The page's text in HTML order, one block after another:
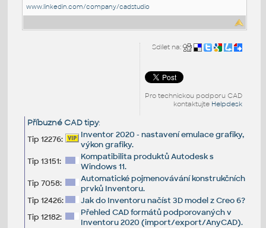
www.linkedin.com/company/cadstudio
Sdílet na:
Pro technickou podporu CAD
kontaktujte Helpdesk
Příbuzné CAD tipy:
Tip 12276:
Inventor 2020 - nastavení emulace grafiky,
výkon grafiky.
Tip 13151:
Kompatibilita produktů Autodesk s
Windows 11.
Tip 7058:
Automatické pojmenovávání konstrukčních
prvků Inventoru.
Tip 12426:
Jak do Inventoru načíst 3D model z Creo 6?
Tip 12182:
Přehled CAD formátů podporovaných v
Inventoru 2020 (import/export/AnyCAD).